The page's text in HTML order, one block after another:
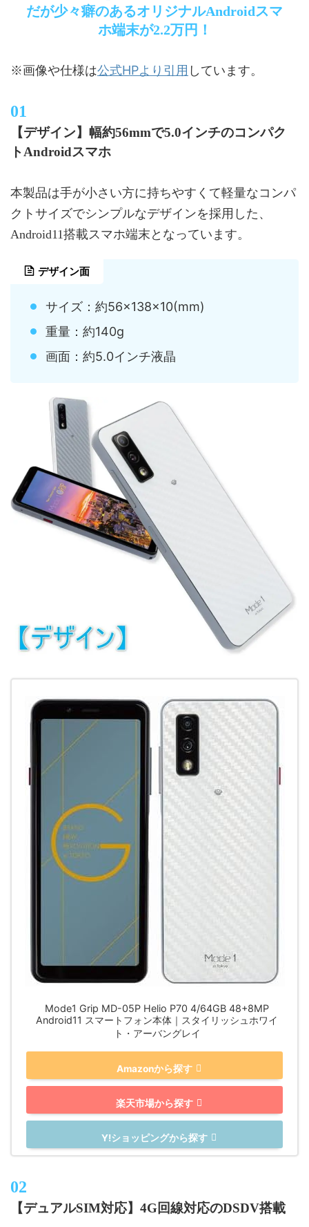
だが少々癖のあるオリジナルAndroidスマ
ホ端末が2.2万円！
※画像や仕様は公式HPより引用 しています。
【デザイン】幅約56mmで5.0インチのコンパク
トAndroidスマホ
本製品は手が小さい方に持ちやすくて軽量なコンパ
クトサイズでシンプルなデザインを採用した、
Android11搭載スマホ端末となっています。
デザイン面
サイズ：約56×138×10(mm)
重量：約140g
画面：約5.0インチ液晶
Mode1 Grip MD-05P Helio P70 4/64GB 48+8MP
Android11 スマートフォン本体｜スタイリッシュホワイ
ト・アーバングレイ
Amazonから探す
楽天市場から探す
Y!ショッピングから探す
【デュアルSIM対応】4G回線対応のDSDV搭載